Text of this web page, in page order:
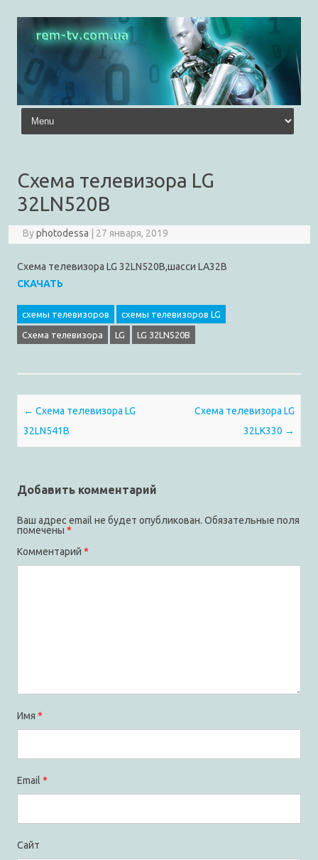
Skip to content
Схема телевизора LG
32LN520B
Byphotodessa 27 января, 2019
Схема телевизора LG 32LN520B,шасси LA32B
СКАЧАТЬ
схемы телевизоров схемы телевизоров LG
Cхема телевизора LG LG 32LN520B
Post navigation
← Схема телевизора LG
32LN541B
Схема телевизора LG
32LK330 →
Добавить комментарий
Ваш адрес email не будет опубликован. Обязательные поля
помечены *
Комментарий *
Имя *
Email *
Сайт